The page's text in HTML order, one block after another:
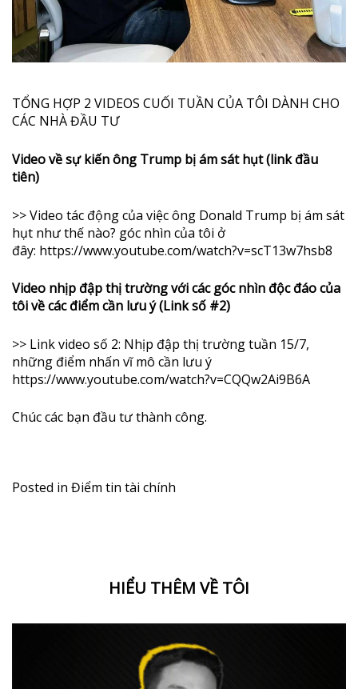
TỔNG HỢP 2 VIDEOS CUỐI TUẦN CỦA TÔI DÀNH CHO
CÁC NHÀ ĐẦU TƯ
Video về sự kiến ông Trump bị ám sát hụt (link đầu
tiên)
>> Video tác động của việc ông Donald Trump bị ám sát
hụt như thế nào? góc nhìn của tôi ở
đây: https://www.youtube.com/watch?v=scT13w7hsb8
Video nhịp đập thị trường với các góc nhìn độc đáo của
tôi về các điểm cần lưu ý (Link số #2)
>> Link video số 2: Nhịp đập thị trường tuần 15/7,
những điểm nhấn vĩ mô cần lưu ý
https://www.youtube.com/watch?v=CQQw2Ai9B6A
Chúc các bạn đầu tư thành công.
Posted in Điểm tin tài chính
HIỂU THÊM VỀ TÔI